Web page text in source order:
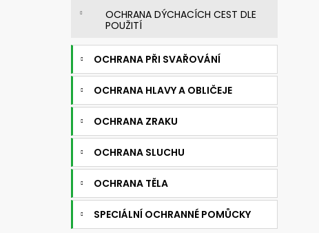
OCHRANA DÝCHACÍCH CEST DLE
POUŽITÍ
OCHRANA PŘI SVAŘOVÁNÍ
OCHRANA HLAVY A OBLIČEJE
OCHRANA ZRAKU
OCHRANA SLUCHU
OCHRANA TĚLA
SPECIÁLNÍ OCHRANNÉ POMŮCKY